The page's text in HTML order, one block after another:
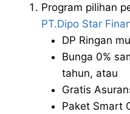
Program pilihan
PT.Dipo Star
DP Ringan
Bunga 0%
tahun, atau
Gratis
Paket Smart